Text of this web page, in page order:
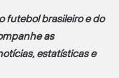
futebol brasileiro e do
as
estatísticas e